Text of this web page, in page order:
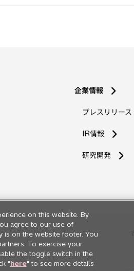
企業情報
プレスリリース
IR情報
研究開発新
ブ
on this website. By
agree to our use of
is on the website footer. You
To exercise your
the toggle switch in the
"here" to see more details